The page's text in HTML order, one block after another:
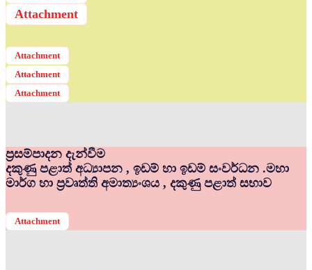
Attachment
Attachment
Attachment
Attachment
ප්‍රසම්පාදන දැන්වීම
දකුණු පළාත් අධ්‍යාපන , ඉඩම් හා ඉඩම් සංවර්ධන .මහා
මාර්ග හා ප්‍රවෘත්ති අමාත්‍යංශය , දකුණු පළාත් සභාව
Attachment